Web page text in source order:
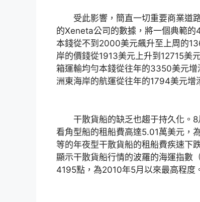
受此影響，簡直一切重要商業道
的Xeneta公司的數據，將一個典範
本錢從不到2000美元飆升至上周的
岸的價錢從1913美元上升到12715美
箱運輸均勻本錢從往年的3350美元
洲東海岸的航運從往年的1794美元增
干散貨船的缺乏也趨于持久化。8
看角型船的租船費高達5.01萬美元，
等的年夜型干散貨船的租船費疾速下
顯示干散貨船行情的波羅的海運指數
4195點，為2010年5月以來最高程度